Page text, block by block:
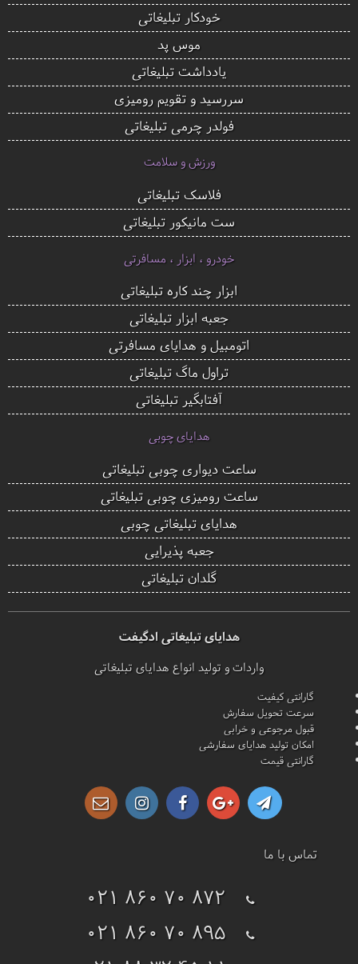
خودکار تبلیغاتی
موس پد
یادداشت تبلیغاتی
سررسید و تقویم رومیزی
فولدر چرمی تبلیغاتی
ورزش و سلامت
فلاسک تبلیغاتی
ست مانیکور تبلیغاتی
خودرو ، ابزار ، مسافرتی
ابزار چند کاره تبلیغاتی
جعبه ابزار تبلیغاتی
اتومبیل و هدایای مسافرتی
تراول ماگ تبلیغاتی
آفتابگیر تبلیغاتی
هدایای چوبی
ساعت دیواری چوبی تبلیغاتی
ساعت رومیزی چوبی تبلیغاتی
هدایای تبلیغاتی چوبی
جعبه پذیرایی
گلدان تبلیغاتی
هدایای تبلیغاتی ادگیفت
واردات و تولید انواع هدایای تبلیغاتی
گارانتی کیفیت
سرعت تحویل سفارش
قبول مرجوعی و خرابی
امکان تولید هدایای سفارشی
گارانتی قیمت
تماس با ما
021 860 70 872
021 860 70 895